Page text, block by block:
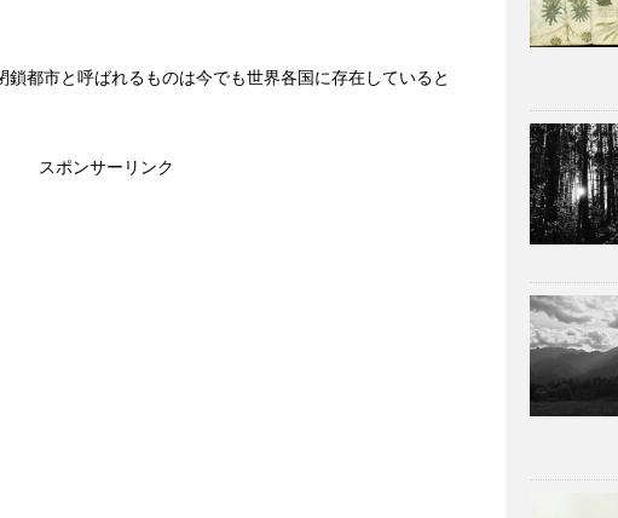
鎖都市と呼ばれるものは今でも世界各国に存在していると
スポンサーリンク